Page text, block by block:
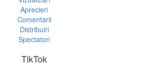
Aprecieri
Comentarii
Distribuiri
Spectatori
TikTok